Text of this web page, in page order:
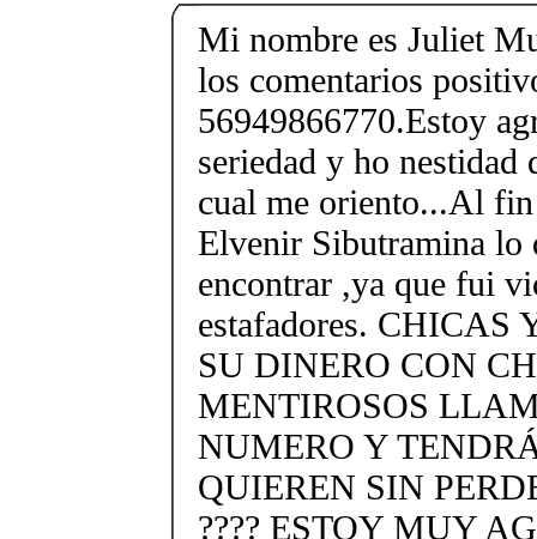
Mi nombre es Juliet
los comentarios
56949866770.Estoy
seriedad y ho nestidad
cual me oriento...Al
Elvenir Sibutramina lo
encontrar ,ya que fui
estafadores. CHICAS
SU DINERO CON
MENTIROSOS
NUMERO Y
QUIEREN SIN
???? ESTOY MUY